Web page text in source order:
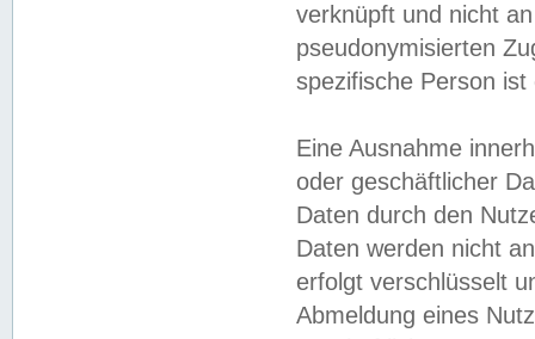
verknüpft und nicht
pseudonymisierten
spezifische Person
Eine Ausnahme
oder geschäftlicher
Daten durch den
Daten werden nicht
erfolgt verschlüsselt
Abmeldung eines